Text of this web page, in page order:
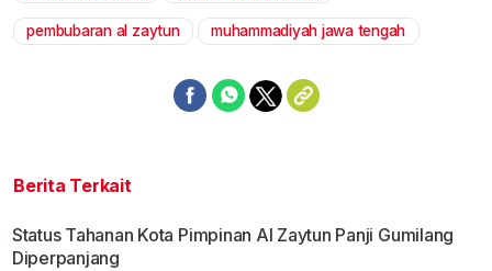
pembubaran al zaytun muhammadiyah jawa tengah
Berita Terkait
Status Tahanan Kota Pimpinan Al Zaytun Panji Gumilang
Diperpanjang